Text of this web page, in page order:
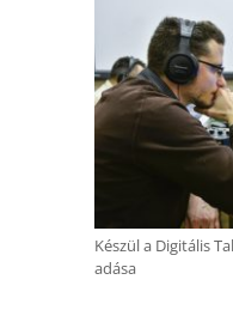
Készül a Digitális
adása